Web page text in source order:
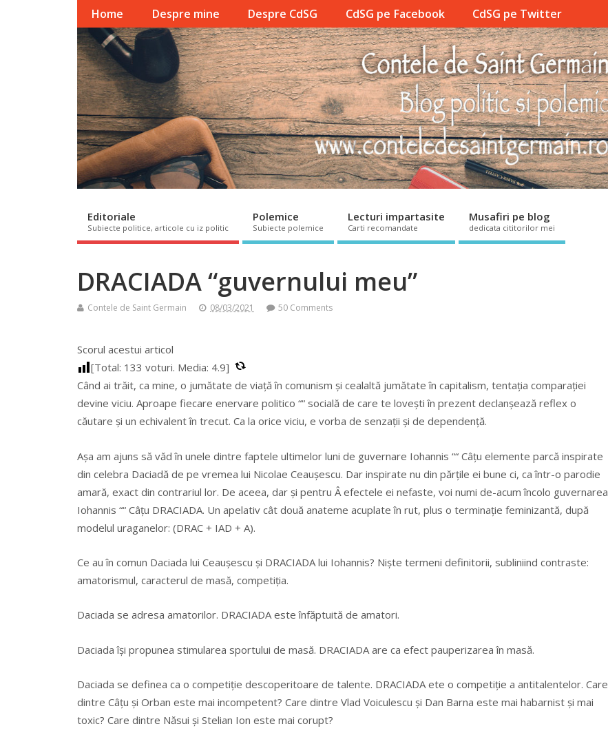
Home Despre mine Despre CdSG CdSG pe Facebook CdSG pe Twitter
Editoriale
Subiecte politice, articole cu iz politic
Polemice
Subiecte polemice
Lecturi impartasite
Carti recomandate
Musafiri pe blog
dedicata cititorilor mei
DRACIADA “guvernului meu”
Contele de Saint Germain 08/03/2021 50 Comments
Scorul acestui articol
[Total: 133 voturi. Media: 4.9]
Când ai trăit, ca mine, o jumătate de viață în comunism și cealaltă jumătate în capitalism, tentația comparației
devine viciu. Aproape fiecare enervare politico ““ socială de care te lovești în prezent declanșează reflex o
căutare și un echivalent în trecut. Ca la orice viciu, e vorba de senzații și de dependență.
Așa am ajuns să văd în unele dintre faptele ultimelor luni de guvernare Iohannis ““ Câțu elemente parcă inspirate
din celebra Daciadă de pe vremea lui Nicolae Ceaușescu. Dar inspirate nu din părțile ei bune ci, ca într-o parodie
amară, exact din contrariul lor. De aceea, dar și pentru Â efectele ei nefaste, voi numi de-acum încolo guvernarea
Iohannis ““ Câțu DRACIADA. Un apelativ cât două anateme acuplate în rut, plus o terminație feminizantă, după
modelul uraganelor: (DRAC + IAD + A).
Ce au în comun Daciada lui Ceaușescu și DRACIADA lui Iohannis? Niște termeni definitorii, subliniind contraste:
amatorismul, caracterul de masă, competiția.
Daciada se adresa amatorilor. DRACIADA este înfăptuită de amatori.
Daciada își propunea stimularea sportului de masă. DRACIADA are ca efect pauperizarea în masă.
Daciada se definea ca o competiție descoperitoare de talente. DRACIADA ete o competiție a antitalentelor. Care
dintre Câțu și Orban este mai incompetent? Care dintre Vlad Voiculescu și Dan Barna este mai habarnist și mai
toxic? Care dintre Năsui și Stelian Ion este mai corupt?